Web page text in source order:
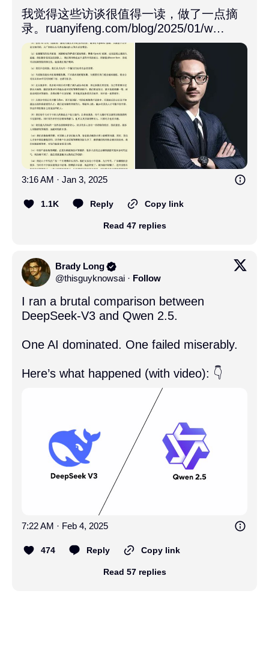
我觉得这些访谈很值得一读，做了一点摘
录。 ruanyifeng.com/blog/2025/01/w…
3:16 AM · Jan 3, 2025
1.1K Reply Copy link
Read 47 replies
Brady Long
@thisguyknowsai · Follow
I ran a brutal comparison between
DeepSeek-V3 and Qwen 2.5.
One AI dominated. One failed miserably.
Here’s what happened (with video): 👇
7:22 AM · Feb 4, 2025
474 Reply Copy link
Read 57 replies